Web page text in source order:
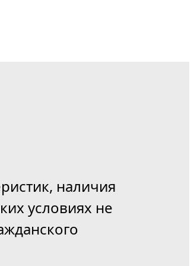
наличия
условиях не